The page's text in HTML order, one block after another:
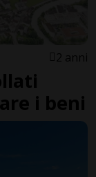
2 anni
i beni